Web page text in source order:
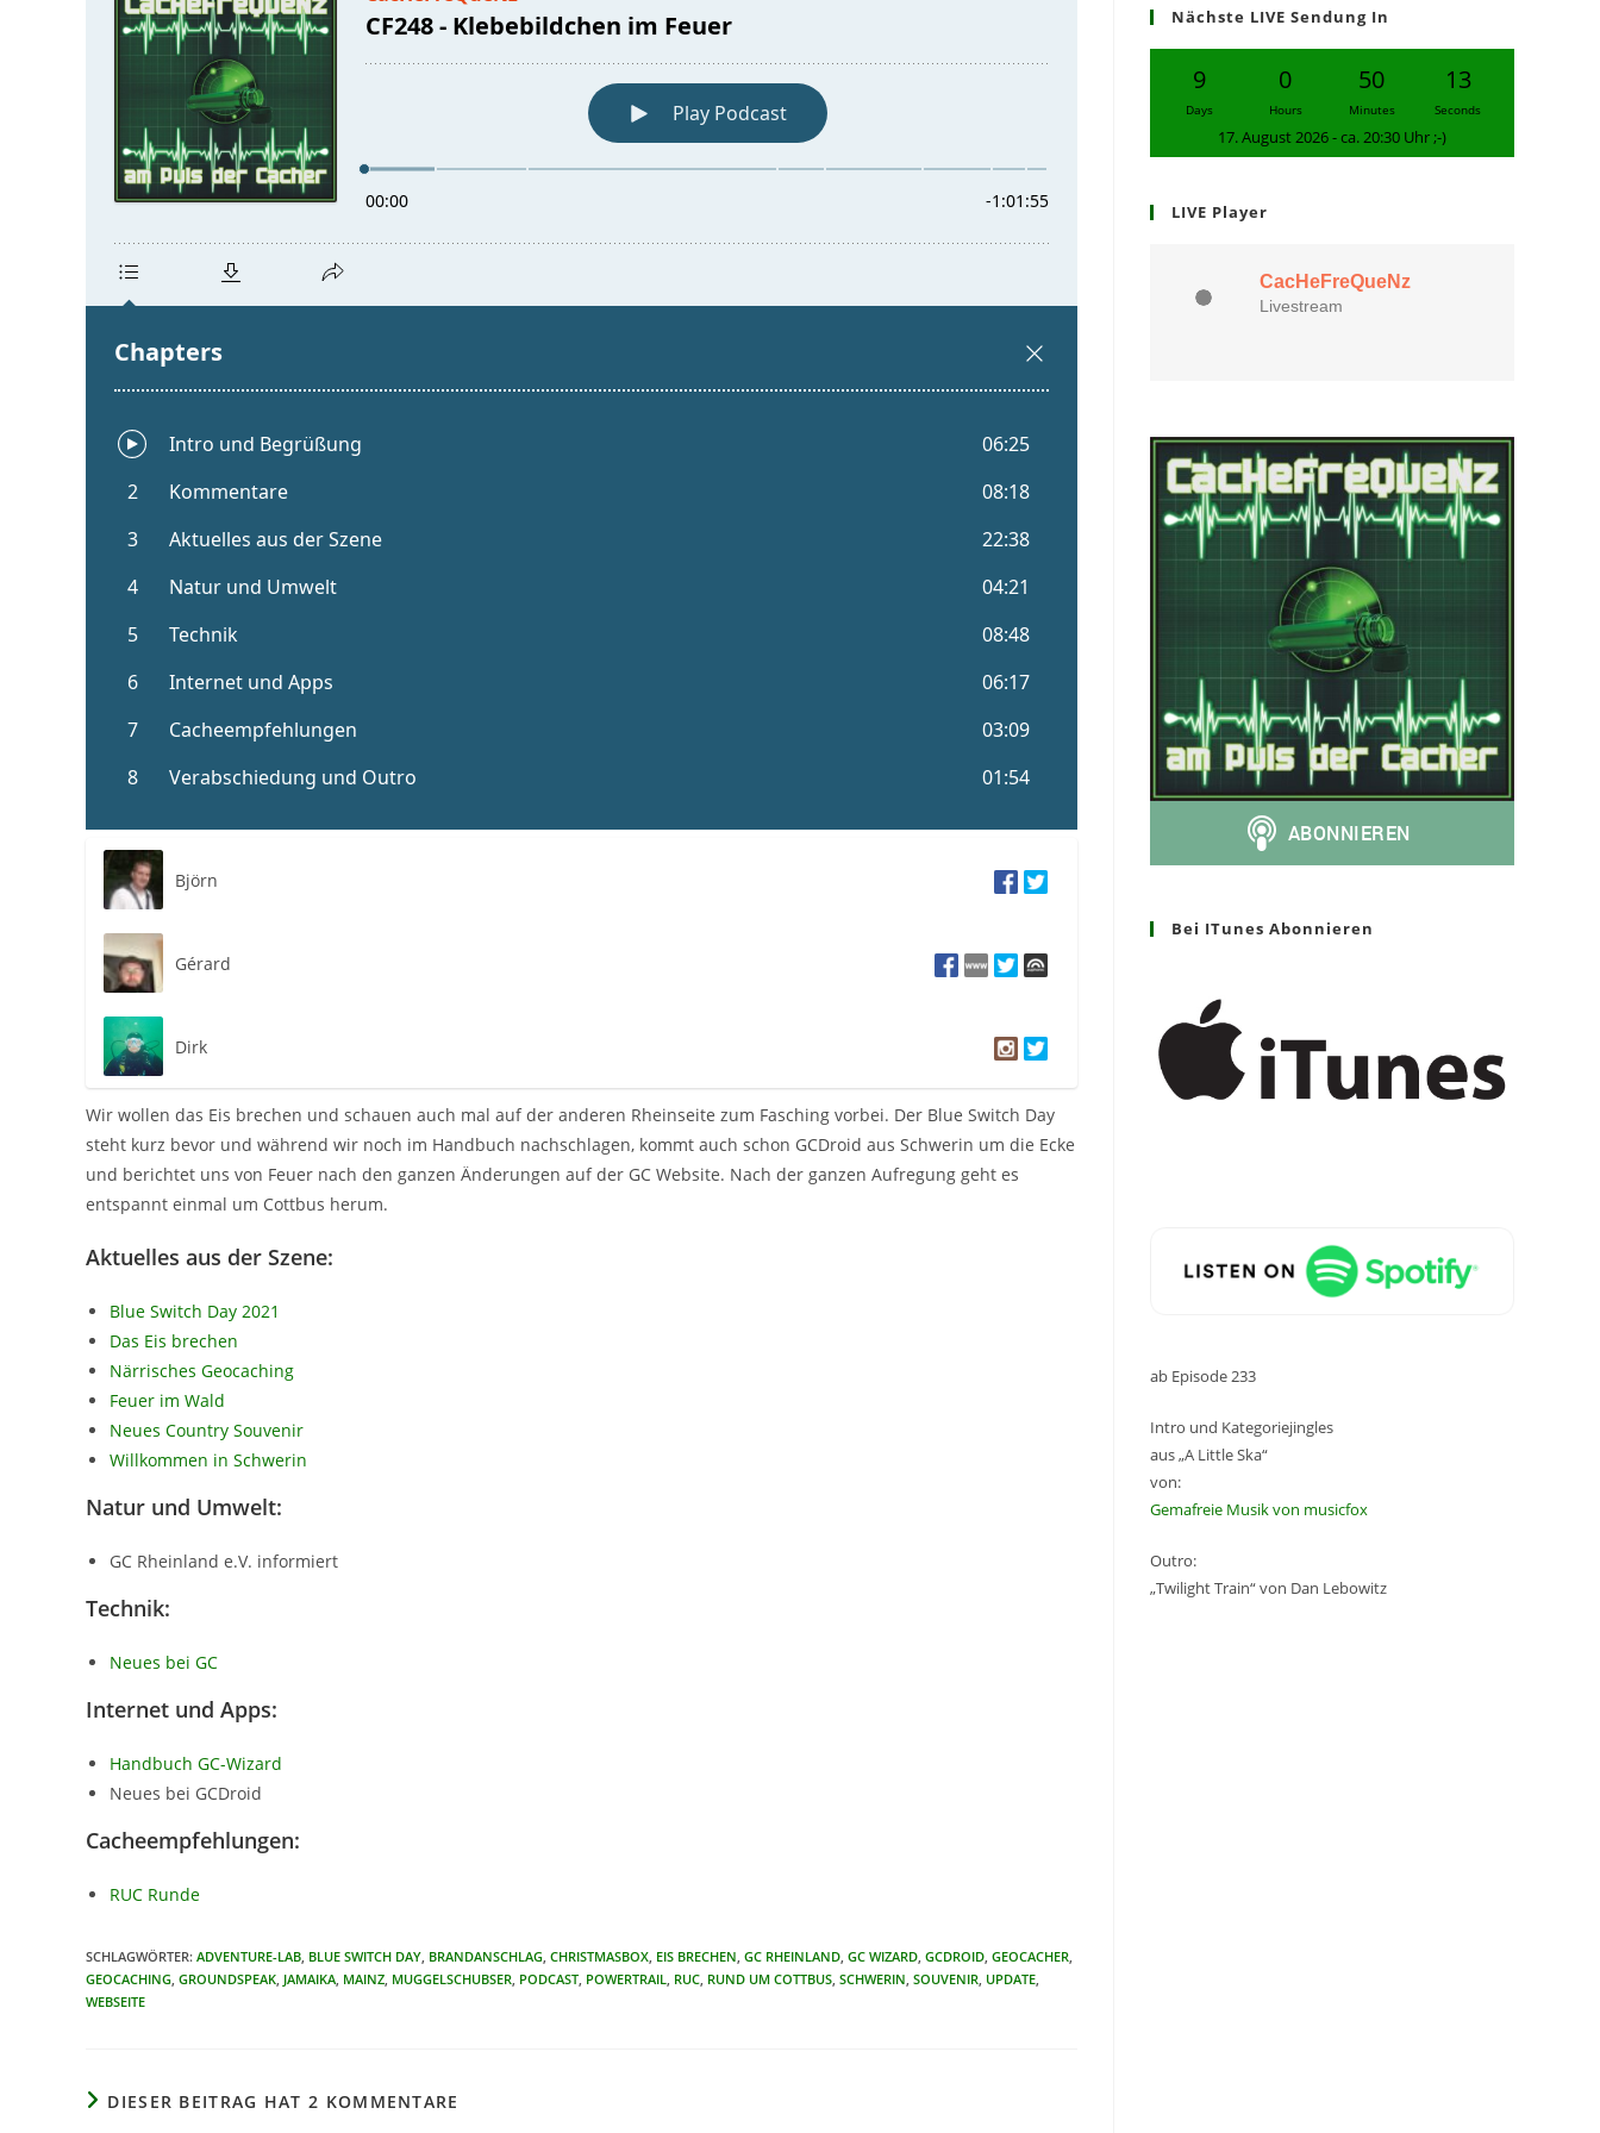
Björn
Gérard
Dirk
Wir wollen das Eis brechen und schauen auch mal auf der anderen Rheinseite zum Fasching vorbei. Der Blue Switch Day
steht kurz bevor und während wir noch im Handbuch nachschlagen, kommt auch schon GCDroid aus Schwerin um die Ecke
und berichtet uns von Feuer nach den ganzen Änderungen auf der GC Website. Nach der ganzen Aufregung geht es
entspannt einmal um Cottbus herum.
Aktuelles aus der Szene:
Blue Switch Day 2021
Das Eis brechen
Närrisches Geocaching
Feuer im Wald
Neues Country Souvenir
Willkommen in Schwerin
Natur und Umwelt:
GC Rheinland e.V. informiert
Technik:
Neues bei GC
Internet und Apps:
Handbuch GC-Wizard
Neues bei GCDroid
Cacheempfehlungen:
RUC Runde
SCHLAGWÖRTER: ADVENTURE-LAB, BLUE SWITCH DAY, BRANDANSCHLAG, CHRISTMASBOX, EIS BRECHEN, GC RHEINLAND, GC WIZARD, GCDROID, GEOCACHER,
GEOCACHING, GROUNDSPEAK, JAMAIKA, MAINZ, MUGGELSCHUBSER, PODCAST, POWERTRAIL, RUC, RUND UM COTTBUS, SCHWERIN, SOUVENIR, UPDATE,
WEBSEITE
DIESER BEITRAG HAT 2 KOMMENTARE
Nächste LIVE Sendung In
9
Days
0
Hours
50
Minutes
12
Seconds
17. August 2026 - ca. 20:30 Uhr ;-)
LIVE Player
Bei ITunes Abonnieren
ab Episode 233
Intro und Kategoriejingles
aus „A Little Ska“
von:
Gemafreie Musik von musicfox
Outro:
„Twilight Train“ von Dan Lebowitz